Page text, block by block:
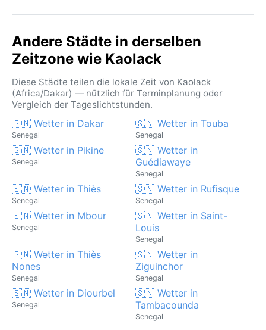
Sahara, der vor allem von Dezember bis Februar die
Während der Regenzeit können heftige, aber kurze
Gewitter auftreten, die gelegentlich zu
sind in dieser Küstenregion Senegals sehr selten.
Insgesamt bietet Kaolack ein intensiv tropisches
Klima, das von extremer Trockenheit bis zu schwüler
Feuchte reicht – ein Erlebnis für wetterbewusste
Reisende.
Andere Städte in derselben
Zeitzone wie Kaolack
Diese Städte teilen die lokale Zeit von Kaolack
(Africa/Dakar) — nützlich für Terminplanung oder
Vergleich der Tageslichtstunden.
🇸🇳 Wetter in Dakar
Senegal
🇸🇳 Wetter in Touba
Senegal
🇸🇳 Wetter in Pikine
Senegal
🇸🇳 Wetter in
Guédiawaye
Senegal
🇸🇳 Wetter in Thiès
Senegal
🇸🇳 Wetter in Rufisque
Senegal
🇸🇳 Wetter in Mbour
Senegal
🇸🇳 Wetter in Saint-
Louis
Senegal
🇸🇳 Wetter in Thiès
Nones
Senegal
🇸🇳 Wetter in
Ziguinchor
Senegal
🇸🇳 Wetter in Diourbel
Senegal
🇸🇳 Wetter in
Tambacounda
Senegal